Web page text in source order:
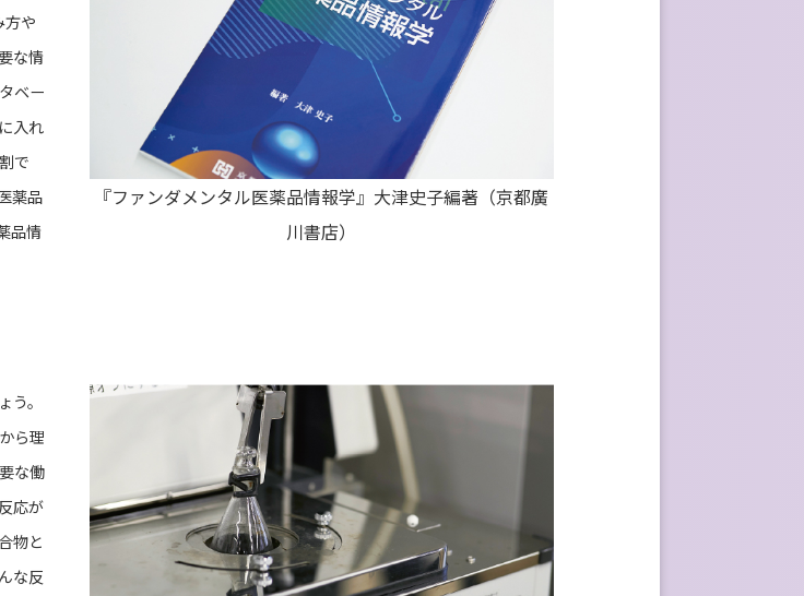
⽅や
な情
ベー
⼊れ
で
薬品
品情
『ファンダメンタル医薬品情報学』大津史⼦編著（京都廣
川書店）
。
ら理
な働
応が
物と
な反